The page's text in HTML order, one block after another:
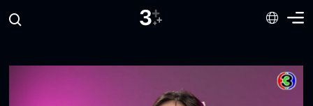
จักระ!! คืออะไร เตรียมตัวกันได้เลย พรุ่งนี้ 6 โมง